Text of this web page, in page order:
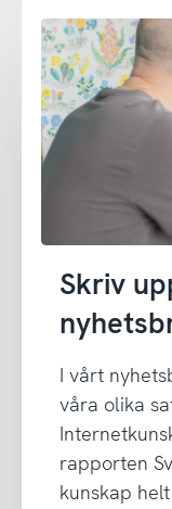
Skriv
I vårt
våra olika
rapporten
kunskap